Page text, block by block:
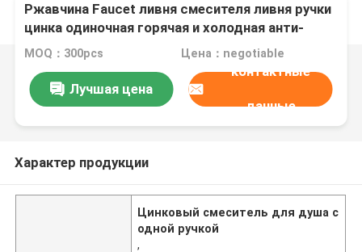
Ржавчина Faucet ливня смесителя ливня ручки
цинка одиночная горячая и холодная анти-
MOQ：300pcs Цена：negotiable
Лучшая цена
контактные
данные
Характер продукции
Цинковый смеситель для душа с
одной ручкой
,